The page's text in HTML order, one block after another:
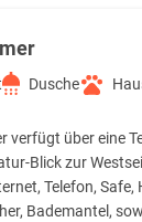
Dusche
verfügt über eine
Blick zur
Telefon, Safe,
Bademantel,